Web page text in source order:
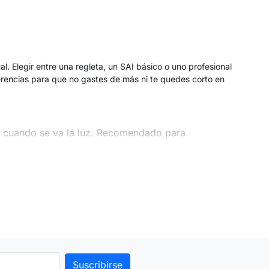
Elegir entre una regleta, un SAI básico o uno profesional
para que no gastes de más ni te quedes corto en
se va la luz. Recomendado para
(AVR) que corrige las subidas y bajadas
y estaciones de trabajo
Vatios (W). Como regla general,
700W de carga real. Te recomendamos siempre